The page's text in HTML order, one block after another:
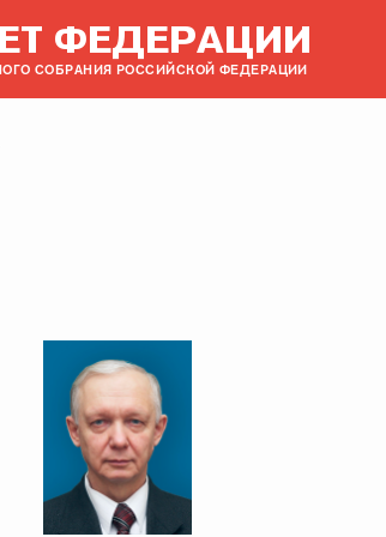
ФЕДЕРАЦИИ
СОБРАНИЯ РОССИЙСКОЙ ФЕДЕРАЦИИ